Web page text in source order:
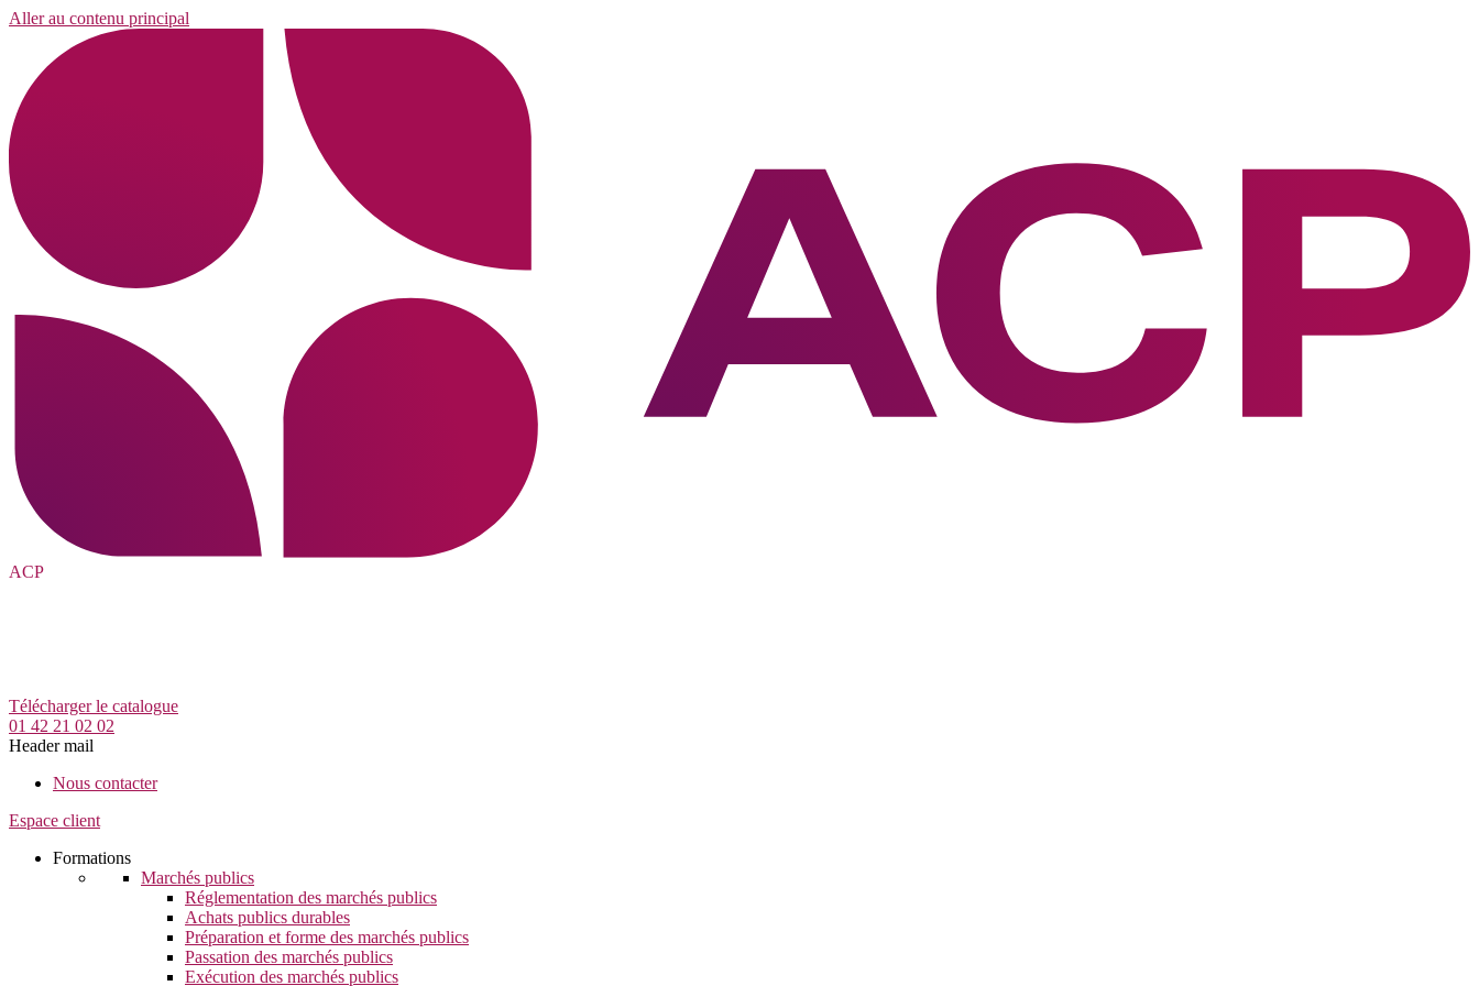
Aller au contenu principal
ACP
Télécharger le catalogue
01 42 21 02 02
Header mail
Nous contacter
Espace client
Formations
Marchés publics
Réglementation des marchés publics
Achats publics durables
Préparation et forme des marchés publics
Passation des marchés publics
Exécution des marchés publics